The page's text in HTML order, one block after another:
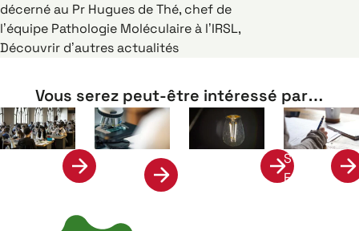
décerné au Pr Hugues de Thé, chef de
l’équipe Pathologie Moléculaire à l’IRSL,
Découvrir d’autres actualités
Vous serez peut-être intéressé par…
Science
et
Stage &
Emplois